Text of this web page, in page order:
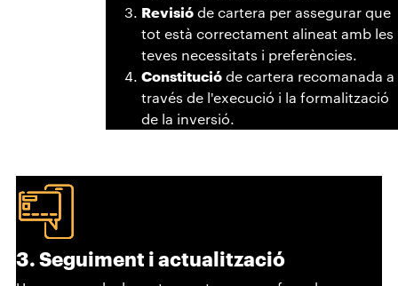
Revisióde cartera per assegurar que
tot està correctament alineat amb les
teves necessitats i preferències.
Constitucióde cartera recomanada a
través de l'execució i la formalització
de la inversió.
3. Seguiment i actualització